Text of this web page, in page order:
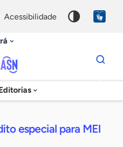
acessibilidade
Agência
Sebrae
Notícias
Dados
para
chave
especial para MEI